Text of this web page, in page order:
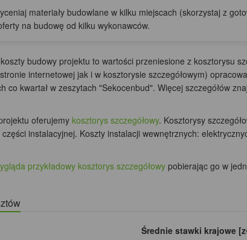
materiały budowlane w kilku miejscach (skorzystaj z
na budowę od kilku wykonawców.
budowy projektu to wartości przeniesione z kosztorysu
internetowej jak i w kosztorysie szczegółowym)
co kwartał w zeszytach "Sekocenbud". Więcej szczegółów
oferujemy kosztorys szczegółowy. Kosztorysy
instalacyjnej. Koszty instalacji wewnętrznych:
przykładowy kosztorys szczegółowy pobierając go w
Średnie stawki krajowe